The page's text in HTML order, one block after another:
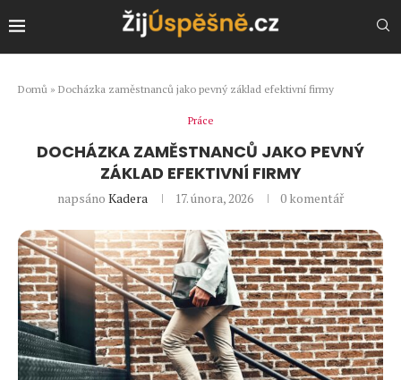
Domů » Docházka zaměstnanců jako pevný základ efektivní firmy
Práce
DOCHÁZKA ZAMĚSTNANCŮ JAKO PEVNÝ
ZÁKLAD EFEKTIVNÍ FIRMY
napsáno Kadera 17. února, 2026 0 komentář